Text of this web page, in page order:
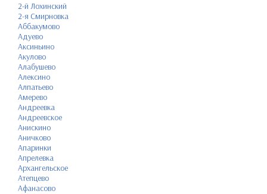
2-й Лохинский
2-я Смирновка
Аббакумово
Адуево
Аксиньино
Акулово
Алабушево
Алексино
Алпатьево
Амерево
Андреевка
Андреевское
Анискино
Аничково
Апаринки
Апрелевка
Архангельское
Атепцево
Афанасово